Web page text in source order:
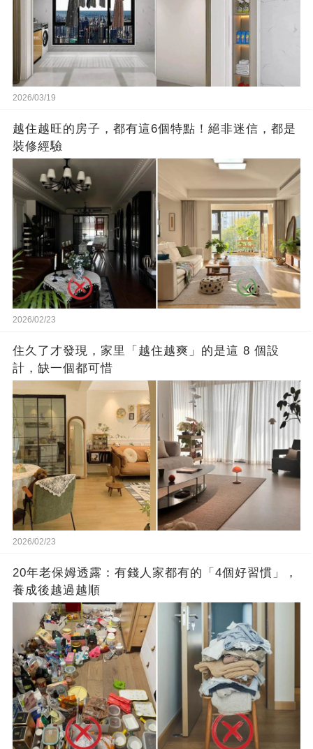
2026/03/19
越住越旺的房子，都有這6個特點！絕非迷信，都是
裝修經驗
2026/02/23
住久了才發現，家里「越住越爽」的是這 8 個設
計，缺一個都可惜
2026/02/23
20年老保姆透露：有錢人家都有的「4個好習慣」，
養成後越過越順